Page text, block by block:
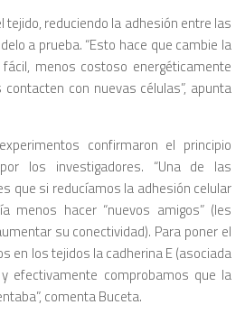
reduciendo la adhesión entre las
a prueba. “Esto hace que cambie la
menos costoso energéticamente
con nuevas células”, apunta
confirmaron el principio
los investigadores. “Una de las
que si reducíamos la adhesión celular
menos hacer “nuevos amigos” (les
su conectividad). Para poner el
en los tejidos la cadherina E (asociada
efectivamente comprobamos que la
comenta Buceta.